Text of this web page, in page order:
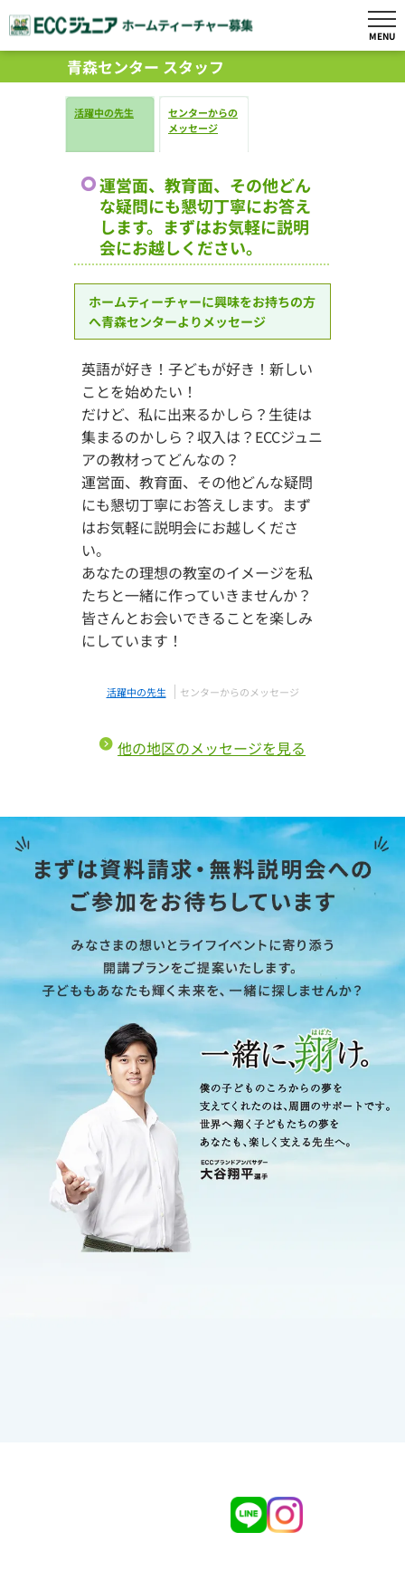
MENU
青森センター スタッフ
活躍中の先生
センターからの
メッセージ
運営面、教育面、その他どん
な疑問にも懇切丁寧にお答え
します。まずはお気軽に説明
会にお越しください。
ホームティーチャーに興味をお持ちの方
へ青森センターよりメッセージ
英語が好き！子どもが好き！新しい
ことを始めたい！
だけど、私に出来るかしら？生徒は
集まるのかしら？収入は？ECCジュニ
アの教材ってどんなの？
運営面、教育面、その他どんな疑問
にも懇切丁寧にお答えします。まず
はお気軽に説明会にお越しくださ
い。
あなたの理想の教室のイメージを私
たちと一緒に作っていきませんか？
皆さんとお会いできることを楽しみ
にしています！
活躍中の先生 センターからのメッセージ
他の地区のメッセージを見る